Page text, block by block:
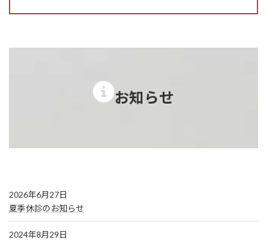
お知らせ
2026年6月27日
夏季休診のお知らせ
2024年8月29日